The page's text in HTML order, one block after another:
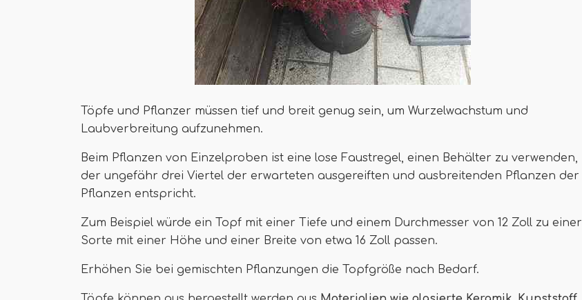
Töpfe und Pflanzer müssen tief und breit genug sein, um Wurzelwachstum und
Laubverbreitung aufzunehmen.
Beim Pflanzen von Einzelproben ist eine lose Faustregel, einen Behälter zu verwenden,
der ungefähr drei Viertel der erwarteten ausgereiften und ausbreitenden Pflanzen der
Pflanzen entspricht.
Zum Beispiel würde ein Topf mit einer Tiefe und einem Durchmesser von 12 Zoll zu einer
Sorte mit einer Höhe und einer Breite von etwa 16 Zoll passen.
Erhöhen Sie bei gemischten Pflanzungen die Topfgröße nach Bedarf.